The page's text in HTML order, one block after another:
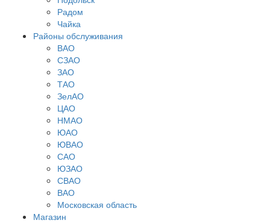
Радом
Чайка
Районы обслуживания
ВАО
СЗАО
ЗАО
ТАО
ЗелАО
ЦАО
НМАО
ЮАО
ЮВАО
САО
ЮЗАО
СВАО
ВАО
Московская область
Магазин